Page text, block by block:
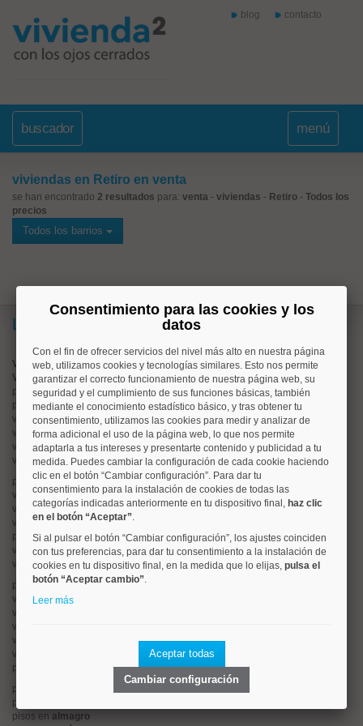
blog contacto
buscador menú
viviendas en Retiro en venta
se han encontrado 2 resultados para: venta - viviendas - Retiro - Todos los
precios
Todos los barrios
Lo más buscado
Valorar vivienda online
Vender piso
pisos enchamberí
pisos enmoncloa
viviendas enargüelles
viviendas entetuán
viviendas encuatro caminos
viviendas en chamartín
pisos enrios rosas
viviendas enprosperidad
viviendas enhispanoamerica
viviendas enciudad lineal
pisos en salamanca
viviendas encentro
viviendas ensol
pisos enciudad jardín
viviendas enretiro
viviendas en
viviendas en
viviendas en
viviendas en
pisos en
pisos en
pisos en
pisos en almagro
Consentimiento para las cookies y los
datos
Con el fin de ofrecer servicios del nivel más alto en nuestra página
web, utilizamos cookies y tecnologías similares. Esto nos permite
garantizar el correcto funcionamiento de nuestra página web, su
seguridad y el cumplimiento de sus funciones básicas, también
mediante el conocimiento estadístico básico, y tras obtener tu
consentimiento, utilizamos las cookies para medir y analizar de
forma adicional el uso de la página web, lo que nos permite
adaptarla a tus intereses y presentarte contenido y publicidad a tu
medida. Puedes cambiar la configuración de cada cookie haciendo
clic en el botón “Cambiar configuración”. Para dar tu
consentimiento para la instalación de cookies de todas las
categorías indicadas anteriormente en tu dispositivo final, haz clic
en el botón “Aceptar”.
Si al pulsar el botón “Cambiar configuración”, los ajustes coinciden
con tus preferencias, para dar tu consentimiento a la instalación de
cookies en tu dispositivo final, en la medida que lo elijas, pulsa el
botón “Aceptar cambio”.
Leer más
Aceptar todas
Cambiar configuración